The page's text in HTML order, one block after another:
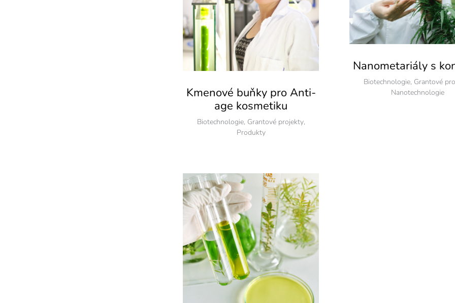
Kmenové buňky pro Anti-
age kosmetiku
Biotechnologie, Grantové projekty,
Produkty
Nanometariály s
Biotechnologie, Grantové
Nanotechnologie